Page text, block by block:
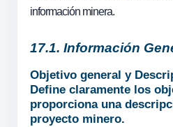
información minera.
17.1. Información
Objetivo general y
Define claramente los
proporciona una
proyecto minero.